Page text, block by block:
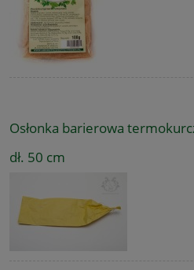
Osłonka barierowa
dł. 50 cm